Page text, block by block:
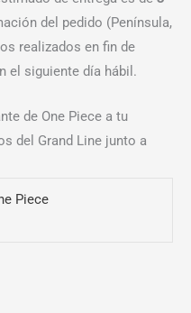
del pedido (Península,
realizados en fin de
el siguiente día hábil.
de One Piece a tu
del Grand Line junto a
Piece